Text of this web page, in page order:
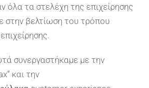
όλα τα στελέχη της επιχείρησης
στην βελτίωση του τρόπου
συνεργαστήκαμε με την
και την